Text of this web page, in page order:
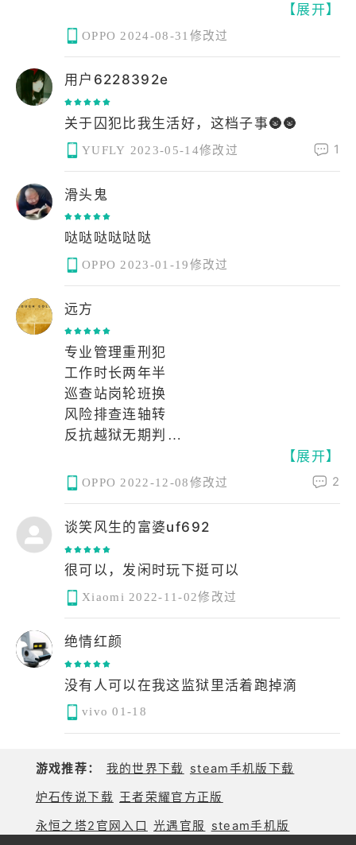
又是聘厨师，又是聘打扫卫生的，还有多
你要是在学校。。。
虽然说是照搬吧，但搬的是极简风
更是为了让广大朋友们，如果你真进监狱
了，这样还能更好的适应生活，再也不会
为换个环境而愁的慌了，真是太高兴了。
学校原来培养我们这个呀，我懂了，谢谢
学校
【展开】
OPPO 2024-08-31修改过
用户6228392e
关于囚犯比我生活好，这档子事🌚🌚
YUFLY 2023-05-14修改过 1
滑头鬼
哒哒哒哒哒哒
OPPO 2023-01-19修改过
远方
专业管理重刑犯
工作时长两年半
巡查站岗轮班换
风险排查连轴转
反抗越狱无期判
情节恶劣吃qiang弹
【展开】
OPPO 2022-12-08修改过 2
谈笑风生的富婆uf692
很可以，发闲时玩下挺可以
Xiaomi 2022-11-02修改过
绝情红颜
没有人可以在我这监狱里活着跑掉滴
vivo 01-18
游戏推荐： 我的世界下载 steam手机版下载
炉石传说下载 王者荣耀官方正版
永恒之塔2官网入口 光遇官服 steam手机版